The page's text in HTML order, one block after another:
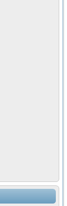
система
серии СКАН
и т.п.)
параметров
элементной
для
подвижного
Nl SCXI для
сварных
зрения в
для
аппаратуры для
ДВС в
передачи данных
исследования
исследования